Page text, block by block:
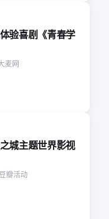
验喜剧《青春学
麦网
城主题世界影视
豆瓣活动